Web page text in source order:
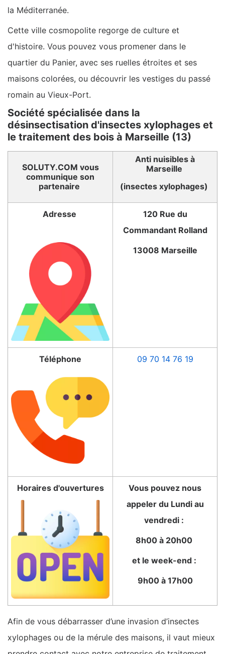
la Méditerranée.
Cette ville cosmopolite regorge de culture et
d'histoire. Vous pouvez vous promener dans le
quartier du Panier, avec ses ruelles étroites et ses
maisons colorées, ou découvrir les vestiges du passé
romain au Vieux-Port.
Société spécialisée dans la
désinsectisation d'insectes xylophages et
le traitement des bois à Marseille (13)
SOLUTY.COM vous
communique son
partenaire
Anti nuisibles à
Marseille
(insectes xylophages)
Adresse
120 Rue du
Commandant Rolland
13008 Marseille
Téléphone 09 70 14 76 19
Horaires d'ouvertures
Vous pouvez nous
appeler du Lundi au
vendredi :
8h00 à 20h00
et le week-end :
9h00 à 17h00
Afin de vous débarrasser d’une invasion d’insectes
xylophages ou de la mérule des maisons, il vaut mieux